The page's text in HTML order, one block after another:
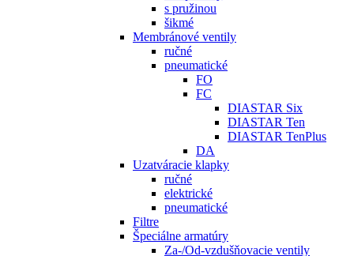
s pružinou
šikmé
Membránové ventily
ručné
pneumatické
FO
FC
DIASTAR Six
DIASTAR Ten
DIASTAR TenPlus
DA
Uzatváracie klapky
ručné
elektrické
pneumatické
Filtre
Špeciálne armatúry
Za-/Od-vzdušňovacie ventily